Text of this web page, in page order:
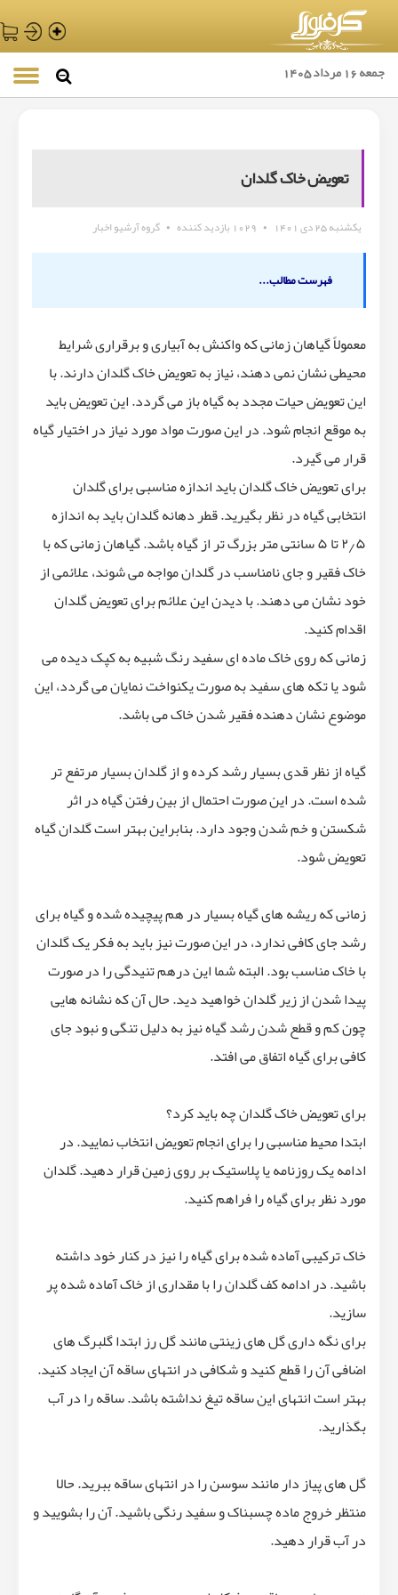
جمعه 16 مرداد 1405
تعویض خاک گلدان
یکشنبه 25 دی 1401 •
• گروه آرشیو اخبار
فهرست مطالب...
معمولاً گیاهان زمانی که واکنش به آبیاری و برقراری شرایط
محیطی نشان نمی دهند، نیاز به تعویض خاک گلدان دارند. با
این تعویض حیات مجدد به گیاه باز می گردد. این تعویض باید
به موقع انجام شود. در این صورت مواد مورد نیاز در اختیار گیاه
قرار می گیرد.
برای تعویض خاک گلدان باید اندازه مناسبی برای گلدان
انتخابی گیاه در نظر بگیرید. قطر دهانه گلدان باید به اندازه
۲٫۵ تا ۵ سانتی متر بزرگ تر از گیاه باشد. گیاهان زمانی که با
خاک فقیر و جای نامناسب در گلدان مواجه می شوند، علائمی از
خود نشان می دهند. با دیدن این علائم برای تعویض گلدان
اقدام کنید.
زمانی که روی خاک ماده ای سفید رنگ شبیه به کپک دیده می
شود یا تکه های سفید به صورت یکنواخت نمایان می گردد، این
موضوع نشان دهنده فقیر شدن خاک می باشد.
گیاه از نظر قدی بسیار رشد کرده و از گلدان بسیار مرتفع تر
شده است. در این صورت احتمال از بین رفتن گیاه در اثر
شکستن و خم شدن وجود دارد. بنابراین بهتر است گلدان گیاه
تعویض شود.
زمانی که ریشه های گیاه بسیار در هم پیچیده شده و گیاه برای
رشد جای کافی ندارد، در این صورت نیز باید به فکر یک گلدان
با خاک مناسب بود. البته شما این درهم تنیدگی را در صورت
پیدا شدن از زیر گلدان خواهید دید. حال آن که نشانه هایی
چون کم و قطع شدن رشد گیاه نیز به دلیل تنگی و نبود جای
کافی برای گیاه اتفاق می افتد.
برای تعویض خاک گلدان چه باید کرد؟
ابتدا محیط مناسبی را برای انجام تعویض انتخاب نمایید. در
ادامه یک روزنامه یا پلاستیک بر روی زمین قرار دهید. گلدان
مورد نظر برای گیاه را فراهم کنید.
خاک ترکیبی آماده شده برای گیاه را نیز در کنار خود داشته
باشید. در ادامه کف گلدان را با مقداری از خاک آماده شده پر
سازید.
برای نگه داری گل های زینتی مانند گل رز ابتدا گلبرگ های
اضافی آن را قطع کنید و شکافی در انتهای ساقه آن ایجاد کنید.
بهتر است انتهای این ساقه تیغ نداشته باشد. ساقه را در آب
بگذارید.
گل های پیاز دار مانند سوسن را در انتهای ساقه ببرید. حالا
منتظر خروج ماده چسبناک و سفید رنگی باشید. آن را بشویید و
در آب قرار دهید.